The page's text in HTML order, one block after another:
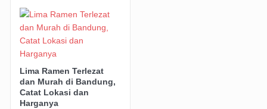
Lima Ramen Terlezat
dan Murah di Bandung,
Catat Lokasi dan
Harganya